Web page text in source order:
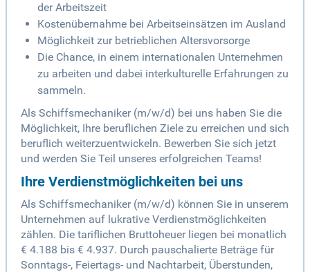
der Arbeitszeit
Kostenübernahme bei Arbeitseinsätzen im Ausland
Möglichkeit zur betrieblichen Altersvorsorge
Die Chance, in einem internationalen Unternehmen
zu arbeiten und dabei interkulturelle Erfahrungen zu
sammeln.
Als Schiffsmechaniker (m/w/d) bei uns haben Sie die
Möglichkeit, Ihre beruflichen Ziele zu erreichen und sich
beruflich weiterzuentwickeln. Bewerben Sie sich jetzt
und werden Sie Teil unseres erfolgreichen Teams!
Ihre Verdienstmöglichkeiten bei uns
Als Schiffsmechaniker (m/w/d) können Sie in unserem
Unternehmen auf lukrative Verdienstmöglichkeiten
zählen. Die tariflichen Bruttoheuer liegen bei monatlich
€ 4.188 bis € 4.937. Durch pauschalierte Beträge für
Sonntags-, Feiertags- und Nachtarbeit, Überstunden,